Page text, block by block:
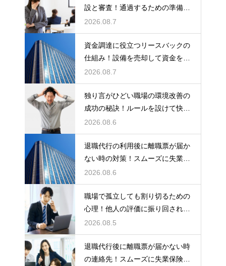
設と審査！通過するための準備と
ポイント
2026.08.7
資金調達に役立つリースバックの
仕組み！設備を売却して資金を得
る方法
2026.08.7
独り言がひどい職場の環境改善の
成功の秘訣！ルールを設けて快適
な空間を作る
2026.08.6
退職代行の利用後に離職票が届か
ない時の対策！スムーズに失業保
険をもらう
2026.08.6
職場で孤立しても割り切るための
心理！他人の評価に振り回されな
いための術
2026.08.5
退職代行後に離職票が届かない時
の連絡先！スムーズに失業保険を